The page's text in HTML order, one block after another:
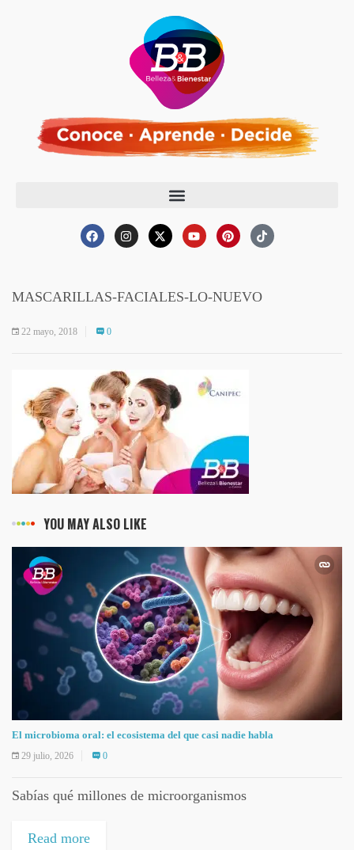
MASCARILLAS-FACIALES-LO-NUEVO
22 mayo, 2018 0
YOU MAY ALSO LIKE
El microbioma oral: el ecosistema del que casi nadie habla
29 julio, 2026 0
Sabías qué millones de microorganismos
Read more